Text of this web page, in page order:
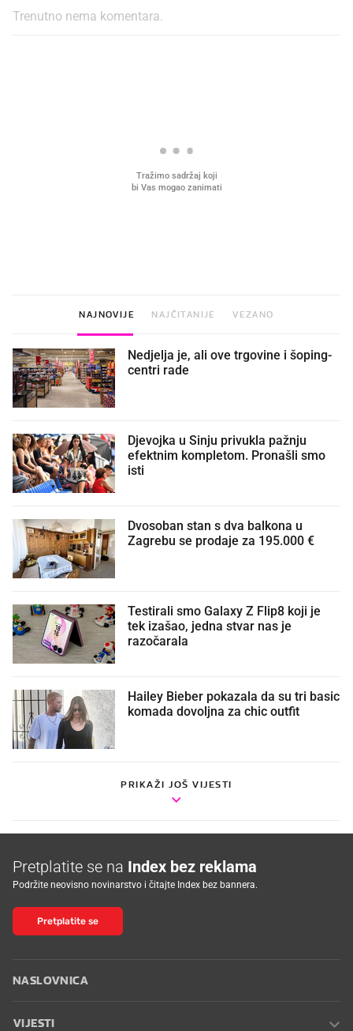
Trenutno nema komentara.
NAJNOVIJE NAJČITANIJE VEZANO
Nedjelja je, ali ove trgovine i šoping-
centri rade
Djevojka u Sinju privukla pažnju
efektnim kompletom. Pronašli smo
isti
Dvosoban stan s dva balkona u
Zagrebu se prodaje za 195.000 €
Testirali smo Galaxy Z Flip8 koji je
tek izašao, jedna stvar nas je
razočarala
Hailey Bieber pokazala da su tri basic
komada dovoljna za chic outfit
PRIKAŽI JOŠ VIJESTI
Pretplatite se na Index bez reklama
Podržite neovisno novinarstvo i čitajte Index bez bannera.
Pretplatite se
NASLOVNICA
VIJESTI